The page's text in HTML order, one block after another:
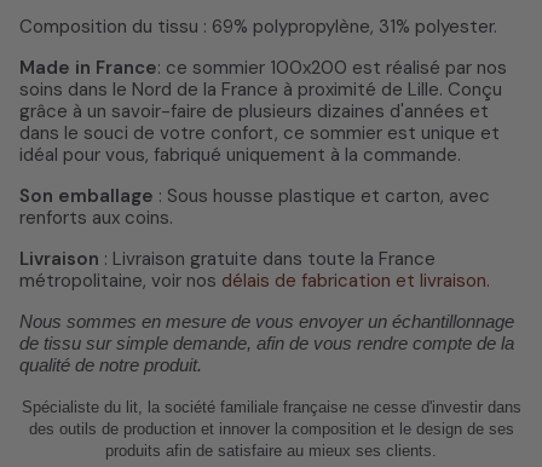
Composition du tissu : 69% polypropylène, 31% polyester.
Made in France: ce sommier 100x200 est réalisé par nos
soins dans le Nord de la France à proximité de Lille. Conçu
grâce à un savoir-faire de plusieurs dizaines d'années et
dans le souci de votre confort, ce sommier est unique et
idéal pour vous, fabriqué uniquement à la commande.
Son emballage : Sous housse plastique et carton, avec
renforts aux coins.
Livraison : Livraison gratuite dans toute la France
métropolitaine, voir nos délais de fabrication et livraison.
Nous sommes en mesure de vous envoyer un échantillonnage
de tissu sur simple demande, afin de vous rendre compte de la
qualité de notre produit.
Spécialiste du lit, la société familiale française ne cesse d'investir dans
des outils de production et innoverla composition et le design de ses
produits afin de satisfaire au mieux ses clients.